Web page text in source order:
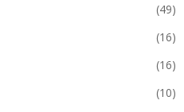
(49)
(16)
(16)
(10)